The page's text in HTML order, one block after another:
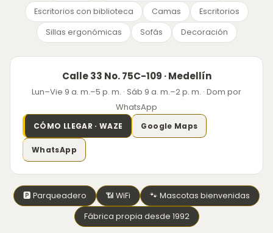
Escritorios con biblioteca
Camas
Escritorios
Sillas ergonómicas
Sofás Decoración
Calle 33 No. 75C-109 · Medellín
Lun–Vie 9 a. m.–5 p. m. · Sáb 9 a. m.–2 p. m. · Dom por
WhatsApp
CÓMO LLEGAR · WAZE Google Maps
WhatsApp
🅿 Parqueadero 📶 WiFi
🐾 Mascotas bienvenidas
Fábrica propia desde 1992